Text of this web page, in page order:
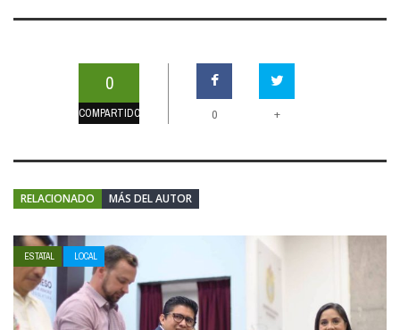
0
COMPARTIDOS 0 +
RELACIONADO MÁS DEL AUTOR
ESTATAL LOCAL